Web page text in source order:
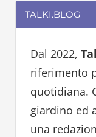
r
c
f
o
r
:
TALKI.BLOG
Dal 2022,
riferimento
quotidiana.
giardino ed
una